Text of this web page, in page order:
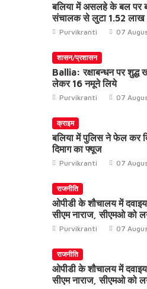
बलिया में असलहे के बल पर
संचालक से लुटा 1.52 लाख
Purvikranti 07
शासन/प्रशासन
Ballia: रक्षाबन्धन पर शुद्ध
लेकर 16 नमूने लिये
Purvikranti 07
क्राइम
बलिया में पुलिस ने फेल कर
दिमाग का फ्यूज
Purvikranti 07
राजनीति
ओपीडी के शौचालय में
सीएम नाराज, सीएमओ को
Purvikranti 07
राजनीति
ओपीडी के शौचालय में
सीएम नाराज, सीएमओ को